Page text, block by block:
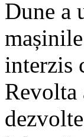
Dune a
interzis
Revolta